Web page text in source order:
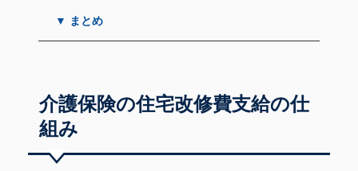
▼ まとめ
介護保険の住宅改修費支給の仕
組み